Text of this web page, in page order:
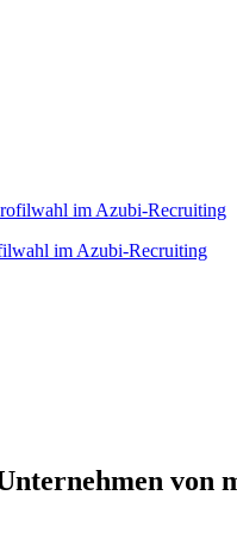
im Azubi-Recruiting
von